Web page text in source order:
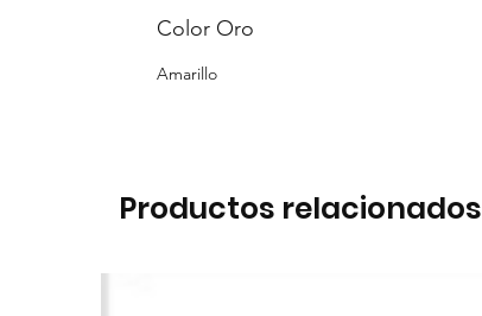
Color Oro
Amarillo
Productos relacionados